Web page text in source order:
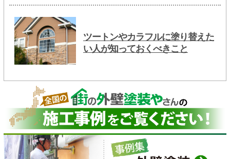
ツートンやカラフルに塗り替えた
い人が知っておくべきこと